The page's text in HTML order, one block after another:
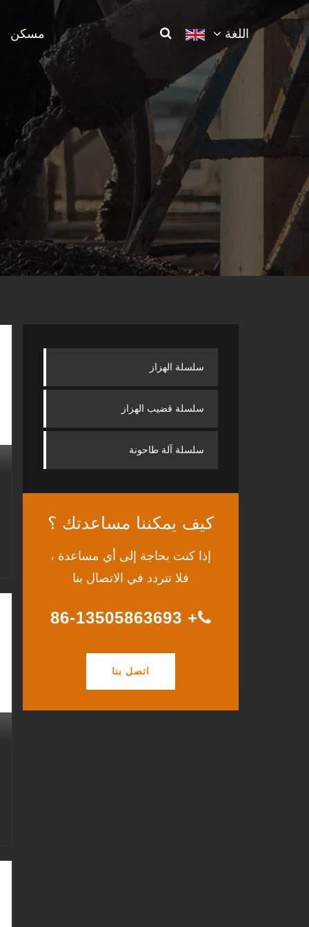
اللغة مسكن
سلسلة الهزاز
سلسلة قضيب الهزاز
سلسلة آلة طاحونة
كيف يمكننا مساعدتك ؟
إذا كنت بحاجة إلى أي مساعدة ،
فلا تتردد في الاتصال بنا
+ 86-13505863693
اتصل بنا